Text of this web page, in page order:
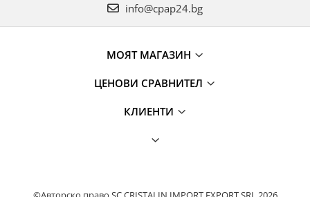
info@cpap24.bg
МОЯТ МАГАЗИН
ЦЕНОВИ СРАВНИТЕЛ
КЛИЕНТИ